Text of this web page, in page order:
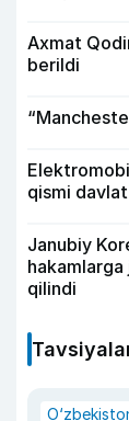
Axmat
berildi
qismi
Janubiy
hakamlarga
qilindi